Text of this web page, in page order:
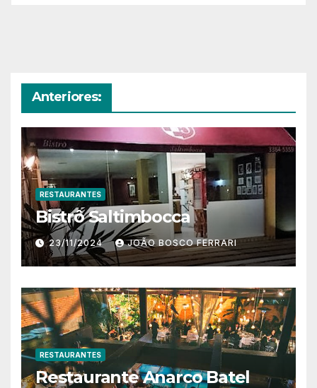
Anteriores:
RESTAURANTES
Bistrô Saltimbocca
23/11/2024 JOÃO BOSCO FERRARI
RESTAURANTES
Restaurante Anarco Batel